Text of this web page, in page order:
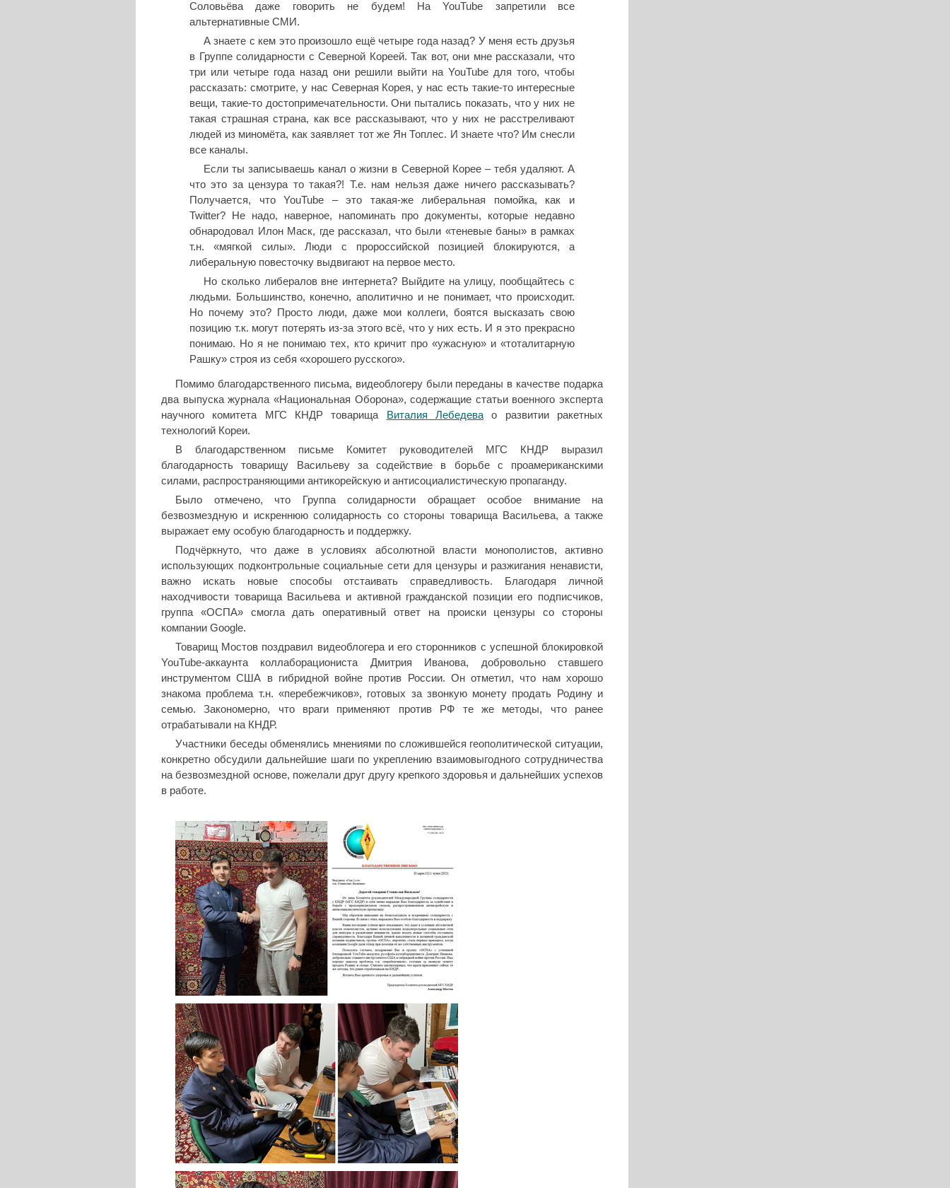
Соловьёва даже говорить не будем! На YouTube запретили все
альтернативные СМИ.
А знаете с кем это произошло ещё четыре года назад? У меня есть друзья
в Группе солидарности с Северной Кореей. Так вот, они мне рассказали, что
три или четыре года назад они решили выйти на YouTube для того, чтобы
рассказать: смотрите, у нас Северная Корея, у нас есть такие-то интересные
вещи, такие-то достопримечательности. Они пытались показать, что у них не
такая страшная страна, как все рассказывают, что у них не расстреливают
людей из миномёта, как заявляет тот же Ян Топлес. И знаете что? Им снесли
все каналы.
Если ты записываешь канал о жизни в Северной Корее – тебя удаляют. А
что это за цензура то такая?! Т.е. нам нельзя даже ничего рассказывать?
Получается, что YouTube – это такая-же либеральная помойка, как и
Twitter? Не надо, наверное, напоминать про документы, которые недавно
обнародовал Илон Маск, где рассказал, что были «теневые баны» в рамках
т.н. «мягкой силы». Люди с пророссийской позицией блокируются, а
либеральную повесточку выдвигают на первое место.
Но сколько либералов вне интернета? Выйдите на улицу, пообщайтесь с
людьми. Большинство, конечно, аполитично и не понимает, что происходит.
Но почему это? Просто люди, даже мои коллеги, боятся высказать свою
позицию т.к. могут потерять из-за этого всё, что у них есть. И я это прекрасно
понимаю. Но я не понимаю тех, кто кричит про «ужасную» и «тоталитарную
Рашку» строя из себя «хорошего русского».
Помимо благодарственного письма, видеоблогеру были переданы в качестве подарка
два выпуска журнала «Национальная Оборона», содержащие статьи военного эксперта
научного комитета МГС КНДР товарища
Виталия Лебедевао развитии ракетных
технологий Кореи.
В благодарственном письме Комитет руководителей МГС КНДР выразил
благодарность товарищу Васильеву за содействие в борьбе с проамериканскими
силами, распространяющими антикорейскую и антисоциалистическую пропаганду.
Было отмечено, что Группа солидарности обращает особое внимание на
безвозмездную и искреннюю солидарность со стороны товарища Васильева, а также
выражает ему особую благодарность и поддержку.
Подчёркнуто, что даже в условиях абсолютной власти монополистов, активно
использующих подконтрольные социальные сети для цензуры и разжигания ненависти,
важно искать новые способы отстаивать справедливость. Благодаря личной
находчивости товарища Васильева и активной гражданской позиции его подписчиков,
группа «ОСПА» смогла дать оперативный ответ на происки цензуры со стороны
компании Google.
Товарищ Мостов поздравил видеоблогера и его сторонников с успешной блокировкой
YouTube-аккаунта коллаборациониста Дмитрия Иванова, добровольно ставшего
инструментом США в гибридной войне против России. Он отметил, что нам хорошо
знакома проблема т.н. «перебежчиков», готовых за звонкую монету продать Родину и
семью. Закономерно, что враги применяют против РФ те же методы, что ранее
отрабатывали на КНДР.
Участники беседы обменялись мнениями по сложившейся геополитической ситуации,
конкретно обсудили дальнейшие шаги по укреплению взаимовыгодного сотрудничества
на безвозмездной основе, пожелали друг другу крепкого здоровья и дальнейших успехов
в работе.